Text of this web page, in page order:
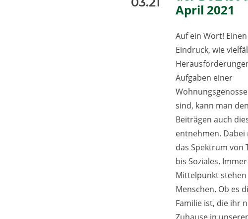
April 2021
Auf ein Wort! Einen
Eindruck, wie
Aufgaben einer
sind, kann man den
Beiträgen auch
entnehmen. Dabei
das Spektrum von
bis Soziales.
Mittelpunkt stehen
Menschen. Ob es
Familie ist, die ihr